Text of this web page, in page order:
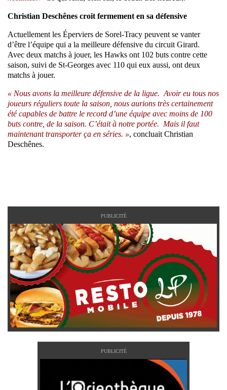
Christian Deschênes croit fermement en sa défensive
Actuellement les Éperviers de Sorel-Tracy peuvent se vanter
d’être l’équipe qui a la meilleure défensive du circuit Girard.
Avec deux matchs à jouer, les Hawks ont 102 buts contre cette
saison, suivi de St-Georges avec 110 qui eux aussi, ont deux
matchs à jouer.
« Nous avons la meilleure défensive de la ligue. Avoir eu tous nos
joueurs réguliers toute la saison, nous aurions très certainement
été capables de battre le record d’une équipe avec moins de 100
buts contre, de la saison. C’était à notre portée. Mais il faut
maintenant transporter ça en séries. », concluait Christian
Deschênes.
PUBLICITÉ
PUBLICITÉ